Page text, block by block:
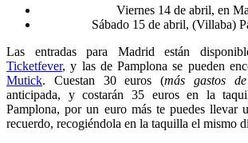
Viernes 14 de abril, en
Sábado 15 de abril, (Villaba)
Las entradas para Madrid están
Ticketfever, y las de Pamplona se pueden
Mutick. Cuestan 30 euros (más gastos
anticipada, y costarán 35 euros en la
Pamplona, por un euro más te puedes llevar
recuerdo, recogiéndola en la taquilla el mismo